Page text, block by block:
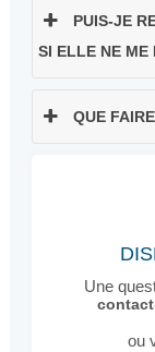
PUIS-JE
SI ELLE NE ME
QUE
Une
ou